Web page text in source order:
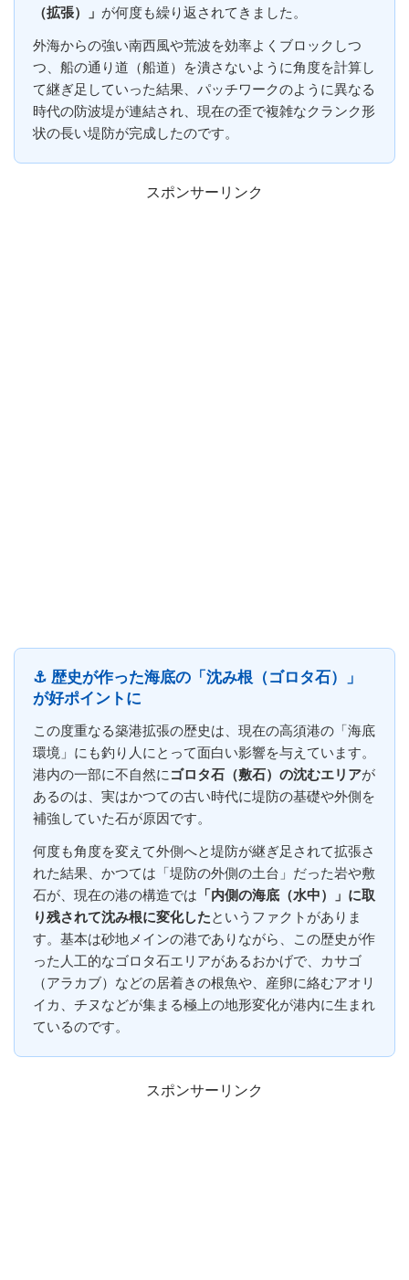
（拡張）」 が何度も繰り返されてきました。
外海からの強い南西風や荒波を効率よくブロックしつ
つ、船の通り道（船道）を潰さないように角度を計算し
て継ぎ足していった結果、パッチワークのように異なる
時代の防波堤が連結され、現在の歪で複雑なクランク形
状の長い堤防が完成したのです。
スポンサーリンク
⚓️ 歴史が作った海底の「沈み根（ゴロタ石）」
が好ポイントに
この度重なる築港拡張の歴史は、現在の高須港の「海底
環境」にも釣り人にとって面白い影響を与えています。
港内の一部に不自然に ゴロタ石（敷石）の沈むエリアが
あるのは、実はかつての古い時代に堤防の基礎や外側を
補強していた石が原因です。
何度も角度を変えて外側へと堤防が継ぎ足されて拡張さ
れた結果、かつては「堤防の外側の土台」だった岩や敷
石が、現在の港の構造では 「内側の海底（水中）」に取
り残されて沈み根に変化したというファクトがありま
す。基本は砂地メインの港でありながら、この歴史が作
った人工的なゴロタ石エリアがあるおかげで、カサゴ
（アラカブ）などの居着きの根魚や、産卵に絡むアオリ
イカ、チヌなどが集まる極上の地形変化が港内に生まれ
ているのです。
スポンサーリンク